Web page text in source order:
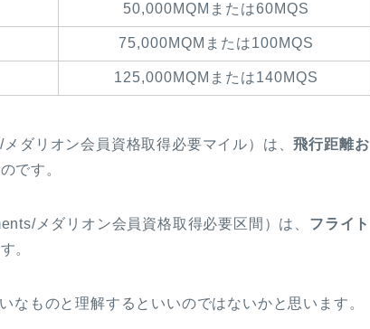
50,000MQMまたは60MQS
75,000MQMまたは100MQS
125,000MQMまたは140MQS
ダリオン会員資格取得必要マイル）は、飛行距離お
です。
メダリオン会員資格取得必要区間）は、 フライト
。
なものと理解するといいのではないかと思います。